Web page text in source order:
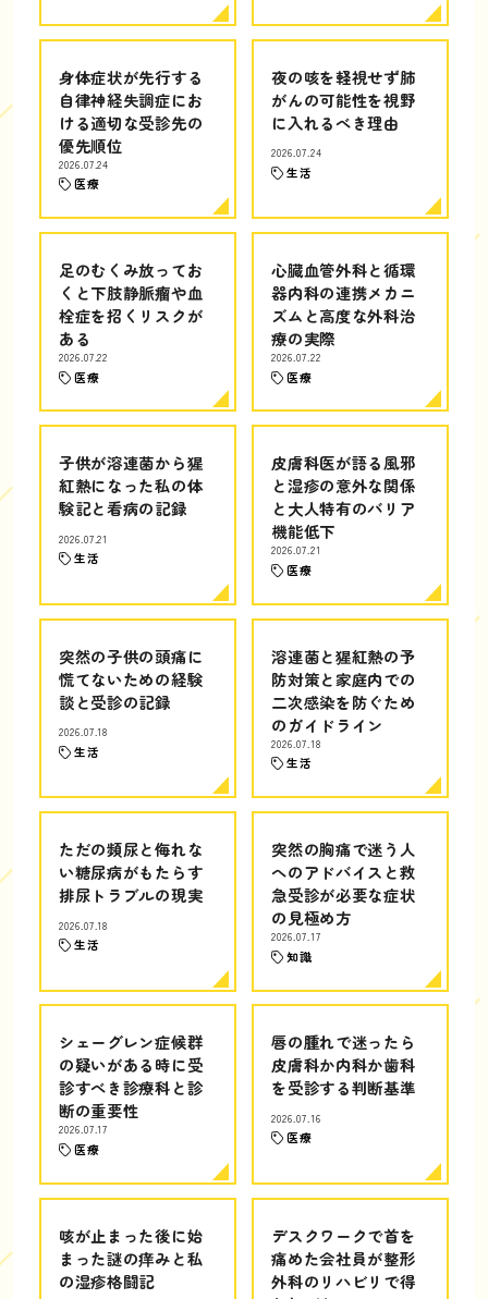
身体症状が先行する
自律神経失調症にお
ける適切な受診先の
優先順位
2026.07.24
医療
夜の咳を軽視せず肺
がんの可能性を視野
に入れるべき理由
2026.07.24
生活
足のむくみ放ってお
くと下肢静脈瘤や血
栓症を招くリスクが
ある
2026.07.22
医療
心臓血管外科と循環
器内科の連携メカニ
ズムと高度な外科治
療の実際
2026.07.22
医療
子供が溶連菌から猩
紅熱になった私の体
験記と看病の記録
2026.07.21
生活
皮膚科医が語る風邪
と湿疹の意外な関係
と大人特有のバリア
機能低下
2026.07.21
医療
突然の子供の頭痛に
慌てないための経験
談と受診の記録
2026.07.18
生活
溶連菌と猩紅熱の予
防対策と家庭内での
二次感染を防ぐため
のガイドライン
2026.07.18
生活
ただの頻尿と侮れな
い糖尿病がもたらす
排尿トラブルの現実
2026.07.18
生活
突然の胸痛で迷う人
へのアドバイスと救
急受診が必要な症状
の見極め方
2026.07.17
知識
シェーグレン症候群
の疑いがある時に受
診すべき診療科と診
断の重要性
2026.07.17
医療
唇の腫れで迷ったら
皮膚科か内科か歯科
を受診する判断基準
2026.07.16
医療
咳が止まった後に始
まった謎の痒みと私
の湿疹格闘記
デスクワークで首を
痛めた会社員が整形
外科のリハビリで得